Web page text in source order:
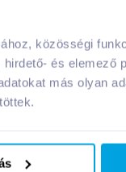
közösségi
és elemező
más olyan